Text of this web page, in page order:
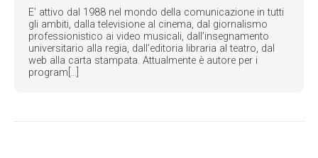
E’ attivo dal 1988 nel mondo della comunicazione in tutti
gli ambiti, dalla televisione al cinema, dal giornalismo
professionistico ai video musicali, dall’insegnamento
universitario alla regia, dall’editoria libraria al teatro, dal
web alla carta stampata. Attualmente è autore per i
program[...]